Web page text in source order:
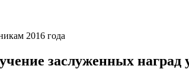
2016 года
заслуженных наград